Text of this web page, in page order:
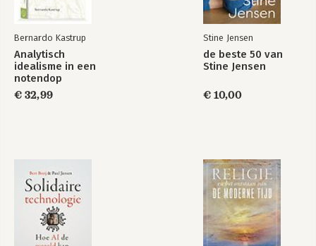
Bernardo Kastrup
Analytisch
idealisme in een
notendop
€ 32,99
Stine Jensen
de beste 50 van
Stine Jensen
€ 10,00